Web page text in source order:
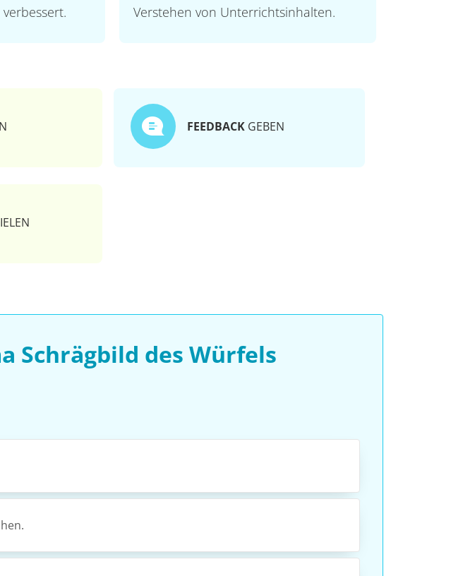
Verstehen von Unterrichtsinhalten.
FEEDBACK GEBEN
Schrägbild des Würfels